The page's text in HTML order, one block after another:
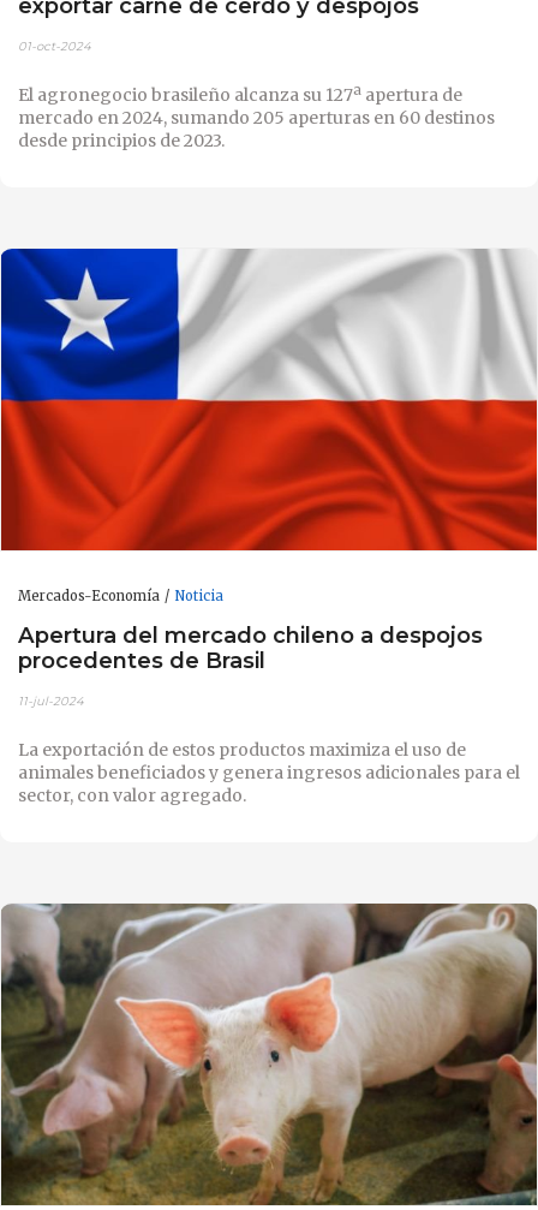
exportar carne de cerdo y despojos
01-oct-2024
El agronegocio brasileño alcanza su 127ª apertura de
mercado en 2024, sumando 205 aperturas en 60 destinos
desde principios de 2023.
Mercados-Economía Noticia
Apertura del mercado chileno a despojos
procedentes de Brasil
11-jul-2024
La exportación de estos productos maximiza el uso de
animales beneficiados y genera ingresos adicionales para el
sector, con valor agregado.